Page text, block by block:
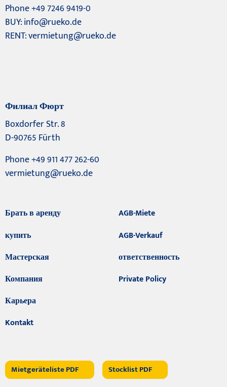
Phone +49 7246 9419-0
BUY:info@rueko.de
RENT:vermietung@rueko.de
Филиал Фюрт
Boxdorfer Str. 8
D-90765 Fürth
Phone +49 911 477 262-60
vermietung@rueko.de
Брать в аренду
купить
Мастерская
Компания
Карьера
Kontakt
AGB-Miete
AGB-Verkauf
ответственность
Private Policy
Mietgeräteliste PDF Stocklist PDF